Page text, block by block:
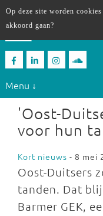
Menu ↓
'Oost-
voor hun
Kort nieuws - 8 mei
Oost-Duitsers
tanden. Dat
Barmer GEK,
Op deze site worden
akkoord gaan?